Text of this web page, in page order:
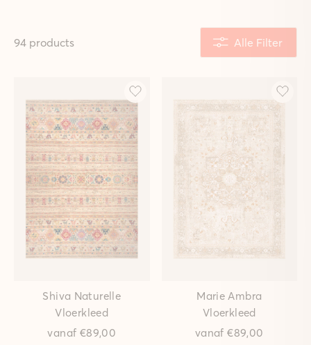
94 products Alle Filter
Shiva Naturelle
Vloerkleed
vanaf €89,00
Marie Ambra
Vloerkleed
vanaf€89,00